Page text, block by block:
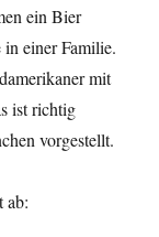
ein Bier
einer Familie.
mit
ist richtig
vorgestellt.
ab: